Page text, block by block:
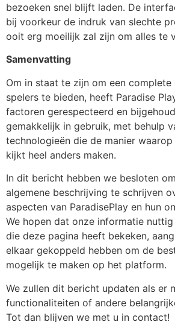
bezoeken snel blijft laden. De
bij voorkeur de indruk van slechte
ooit erg moeilijk zal zijn om alles te
Samenvatting
Om in staat te zijn om een complete
spelers te bieden, heeft Paradise
factoren gerespecteerd en
gemakkelijk in gebruik, met behulp
technologieën die de manier waarop
kijkt heel anders maken.
In dit bericht hebben we besloten
algemene beschrijving te schrijven
aspecten van ParadisePlay en hun
We hopen dat onze informatie
die deze pagina heeft bekeken,
elkaar gekoppeld hebben om de
mogelijk te maken op het platform.
We zullen dit bericht updaten als er
functionaliteiten of andere
Tot dan blijven we met u in contact!